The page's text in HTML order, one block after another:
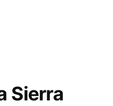
Sierra